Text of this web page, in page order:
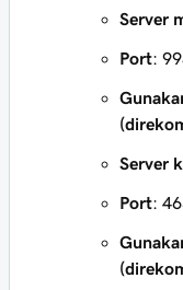
Server
Port:
Server
Port: